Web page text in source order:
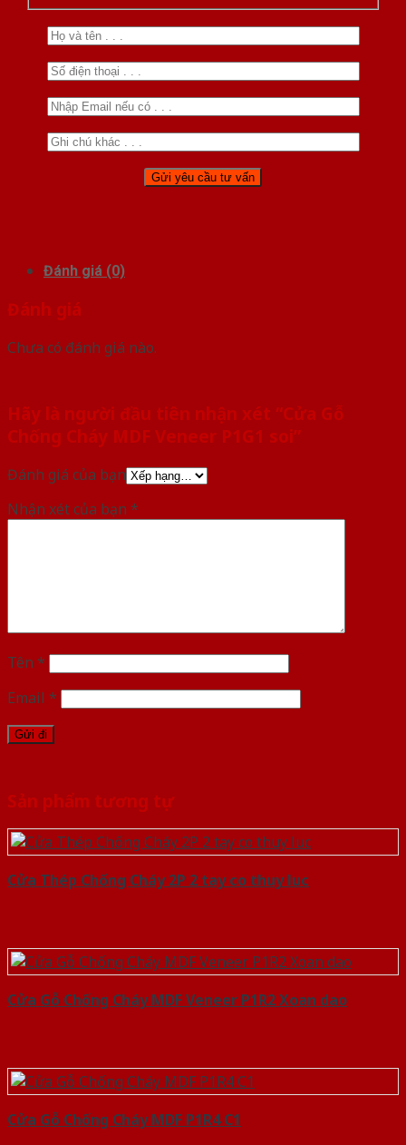
Đánh giá (0)
Đánh giá
Chưa có đánh giá nào.
Hãy là người đầu tiên nhận xét “Cửa Gỗ
Chống Cháy MDF Veneer P1G1 soi”
Đánh giá của bạn
Nhận xét của bạn *
Tên *
Email *
Sản phẩm tương tự
Cửa Thép Chống Cháy 2P 2 tay co thuy luc
Cửa Gỗ Chống Cháy MDF Veneer P1R2 Xoan dao
Cửa Gỗ Chống Cháy MDF P1R4 C1